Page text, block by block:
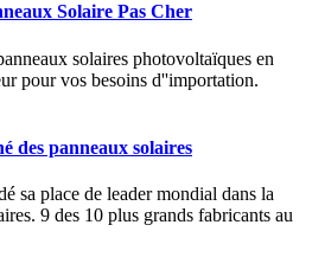
Solaire Pas Cher
solaires photovoltaïques en
pour vos besoins d''importation.
des panneaux solaires
sa place de leader mondial dans la
9 des 10 plus grands fabricants au